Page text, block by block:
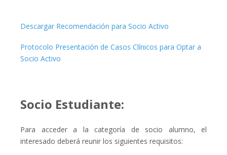
Descargar Recomendación para Socio Activo
Protocolo Presentación de Casos Clínicos para Optar a
Socio Activo
Socio Estudiante:
Para acceder a la categoría de socio alumno, el
interesado deberá reunir los siguientes requisitos: